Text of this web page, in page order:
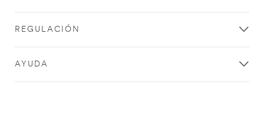
REGULACIÓN
AYUDA